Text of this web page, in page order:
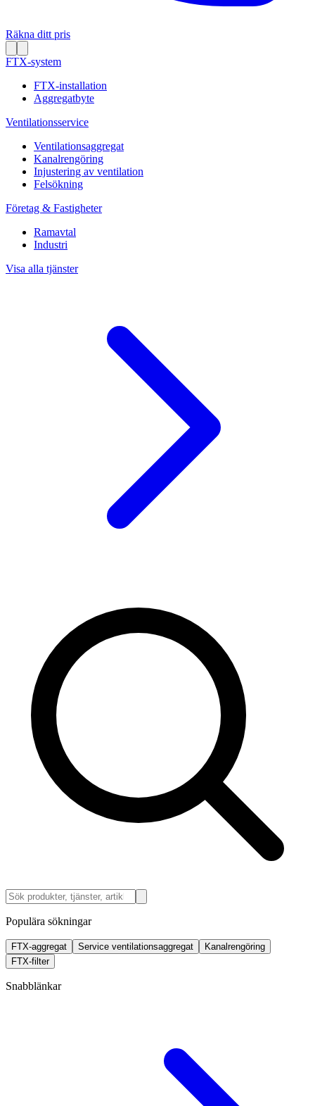
Räkna ditt pris
FTX-system
FTX-installation
Aggregatbyte
Ventilationsservice
Ventilationsaggregat
Kanalrengöring
Injustering av ventilation
Felsökning
Företag & Fastigheter
Ramavtal
Industri
Visa alla tjänster
Populära sökningar
FTX-aggregat Service ventilationsaggregat
Kanalrengöring
FTX-filter
Snabblänkar